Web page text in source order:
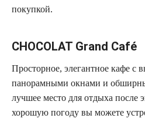
покупкой.
CHOCOLAT Grand Café
Просторное, элегантное кафе с
панорамными окнами и
лучшее место для отдыха после
хорошую погоду вы можете